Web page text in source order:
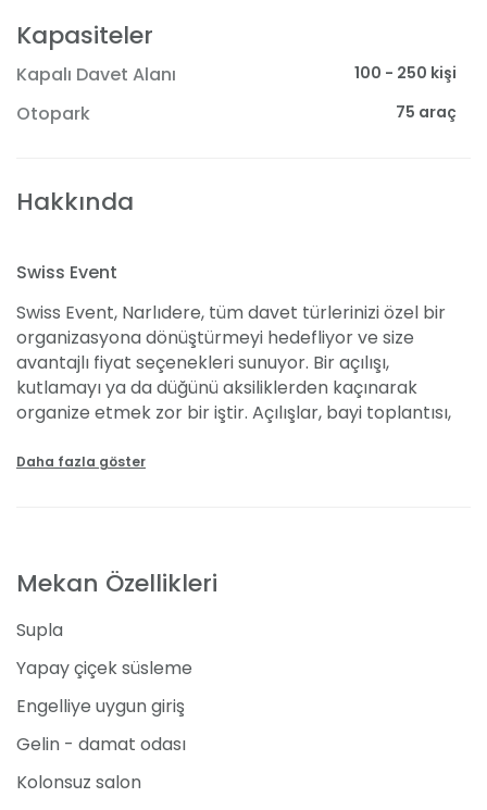
Kapasiteler
Kapalı Davet Alanı 100 - 250 kişi
Otopark 75 araç
Hakkında
Swiss Event
Swiss Event, Narlıdere, tüm davet türlerinizi özel bir
organizasyona dönüştürmeyi hedefliyor ve size
avantajlı fiyat seçenekleri sunuyor. Bir açılışı,
kutlamayı ya da düğünü aksiliklerden kaçınarak
organize etmek zor bir iştir. Açılışlar, bayi toplantısı,
etkinlikler, mezuniyet törenleri, nişan, parti, sünnet
Swiss Event, Narlıdere’de misafirlerini bu tatsız
deneyimlerden uzakta ağırlamaya özen gösteriyor.
Eğitimli ve deneyimli personeli sayesinde organize
edeceğiniz özel günlerinizde size kendinizi güvende
hissettirmeyi amaçlıyor. Güven duyabileceğiniz bir
organizasyon ekibiyle, planlarınızın aksama ihtimalini
azalacağını unutmayın. 250 kişilik davetli ve yemek
kapasitesiyle, konuklarına geleneksel ve çağdaş
mutfağı harmanlayarak menüler hazırlayan Swiss
Daha fazla göster
Mekan Özellikleri
Supla
Yapay çiçek süsleme
Engelliye uygun giriş
Gelin - damat odası
Kolonsuz salon